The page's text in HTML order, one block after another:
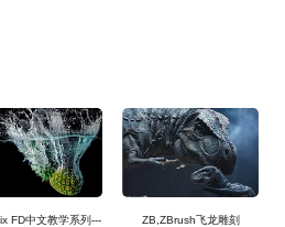
FD中文教学系列--- ZB,ZBrush飞龙雕刻